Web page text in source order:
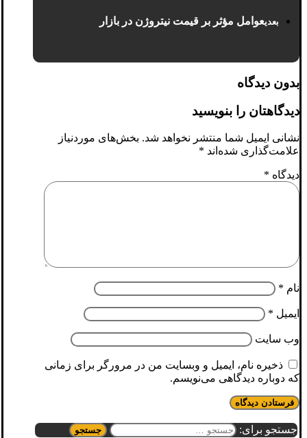
بعدیعوامل مؤثر بر قیمت نیتروژن در بازار
بدون دیدگاه
دیدگاهتان را بنویسید
نشانی ایمیل شما منتشر نخواهد شد. بخش‌های موردنیاز
علامت‌گذاری شده‌اند *
دیدگاه *
نام *
ایمیل *
وب‌ سایت
ذخیره نام، ایمیل و وبسایت من در مرورگر برای زمانی
که دوباره دیدگاهی می‌نویسم.
جستجو برای: